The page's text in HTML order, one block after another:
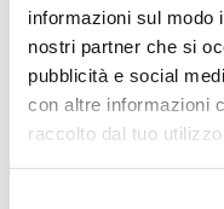
informazioni sul modo
nostri partner che si
pubblicità e social
con altre informazioni
raccolto dal tuo
Rischi, serve
di Flavio Padovan,